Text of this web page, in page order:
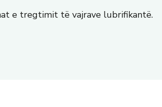
e tregtimit të vajrave lubrifikantë.